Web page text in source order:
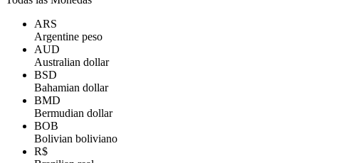
ARS
Argentine peso
AUD
Australian dollar
BSD
Bahamian dollar
BMD
Bermudian dollar
BOB
Bolivian boliviano
R$